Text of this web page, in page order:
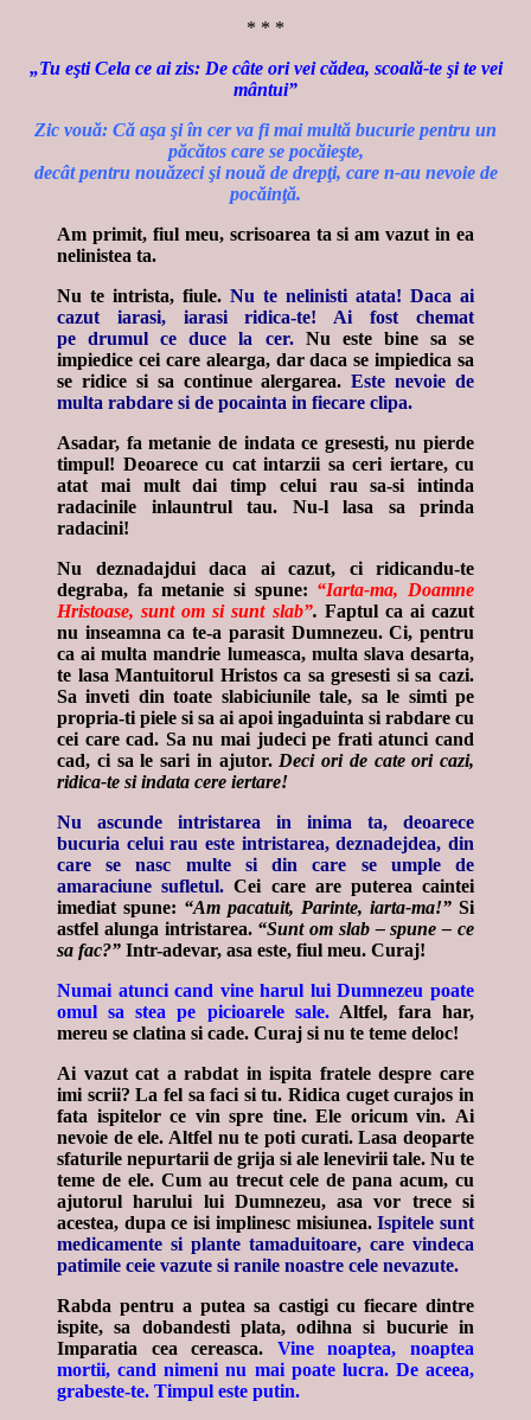
* * *
„Tu eşti Cela ce ai zis: De câte ori vei cădea, scoală-te şi te vei
mântui”
Zic vouă: Că aşa şi în cer va fi mai multă bucurie pentru un
păcătos care se pocăieşte,
decât pentru nouăzeci şi nouă de drepţi, care n-au nevoie de
pocăinţă.
Am primit, fiul meu, scrisoarea ta si am vazut in ea
nelinistea ta.
Nu te intrista, fiule. Nu te nelinisti atata! Daca ai
cazut iarasi, iarasi ridica-te! Ai fost chemat
pe drumul ce duce la cer. Nu este bine sa se
impiedice cei care alearga, dar daca se impiedica sa
se ridice si sa continue alergarea. Este nevoie de
multa rabdare si de pocainta in fiecare clipa.
Asadar, fa metanie de indata ce gresesti, nu pierde
timpul! Deoarece cu cat intarzii sa ceri iertare, cu
atat mai mult dai timp celui rau sa-si intinda
radacinile inlauntrul tau. Nu-l lasa sa prinda
radacini!
Nu deznadajdui daca ai cazut, ci ridicandu-te
degraba, fa metanie si spune: “Iarta-ma, Doamne
Hristoase, sunt om si sunt slab”. Faptul ca ai cazut
nu inseamna ca te-a parasit Dumnezeu. Ci, pentru
ca ai multa mandrie lumeasca, multa slava desarta,
te lasa Mantuitorul Hristos ca sa gresesti si sa cazi.
Sa inveti din toate slabiciunile tale, sa le simti pe
propria-ti piele si sa ai apoi ingaduinta si rabdare cu
cei care cad. Sa nu mai judeci pe frati atunci cand
cad, ci sa le sari in ajutor. Deci ori de cate ori cazi,
ridica-te si indata cere iertare!
Nu ascunde intristarea in inima ta, deoarece
bucuria celui rau este intristarea, deznadejdea, din
care se nasc multe si din care se umple de
amaraciune sufletul. Cei care are puterea caintei
imediat spune: “Am pacatuit, Parinte, iarta-ma!” Si
astfel alunga intristarea. “Sunt om slab – spune – ce
sa fac?” Intr-adevar, asa este, fiul meu. Curaj!
Numai atunci cand vine harul lui Dumnezeu poate
omul sa stea pe picioarele sale.Altfel, fara har,
mereu se clatina si cade. Curaj si nu te teme deloc!
Ai vazut cat a rabdat in ispita fratele despre care
imi scrii? La fel sa faci si tu.Ridica cuget curajos in
fata ispitelor ce vin spre tine. Ele oricum vin. Ai
nevoie de ele. Altfel nu te poti curati. Lasa deoparte
sfaturile nepurtarii de grija si ale lenevirii tale. Nu te
teme de ele. Cum au trecut cele de pana acum, cu
ajutorul harului lui Dumnezeu, asa vor trece si
acestea, dupa ce isi implinesc misiunea.Ispitele sunt
medicamente si plante tamaduitoare, care vindeca
patimile ceie vazute si ranile noastre cele nevazute.
Rabda pentru a putea sa castigi cu fiecare dintre
ispite, sa dobandesti plata, odihna si bucurie in
Imparatia cea cereasca. Vine noaptea, noaptea
mortii, cand nimeni nu mai poate lucra. De aceea,
grabeste-te. Timpul este putin.